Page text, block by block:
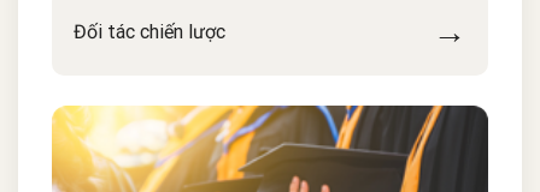
Đối tác chiến lược →